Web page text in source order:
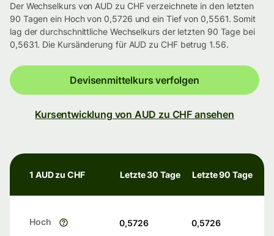
Der Wechselkurs von AUD zu CHF verzeichnete in den letzten
90 Tagen ein Hoch von 0,5726 und ein Tief von 0,5561. Somit
lag der durchschnittliche Wechselkurs der letzten 90 Tage bei
0,5631. Die Kursänderung für AUD zu CHF betrug 1.56.
Devisenmittelkurs verfolgen
Kursentwicklung von AUD zu CHF ansehen
1 AUD zu CHF Letzte 30 Tage Letzte 90 Tage
Hoch 0,5726 0,5726